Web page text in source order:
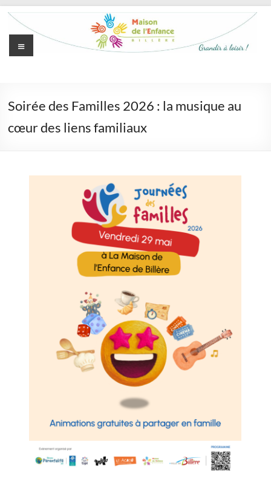
Aller
contenu
l'Enfance
de
Menu
Soirée des Familles 2026 : la musique au
cœur des liens familiaux